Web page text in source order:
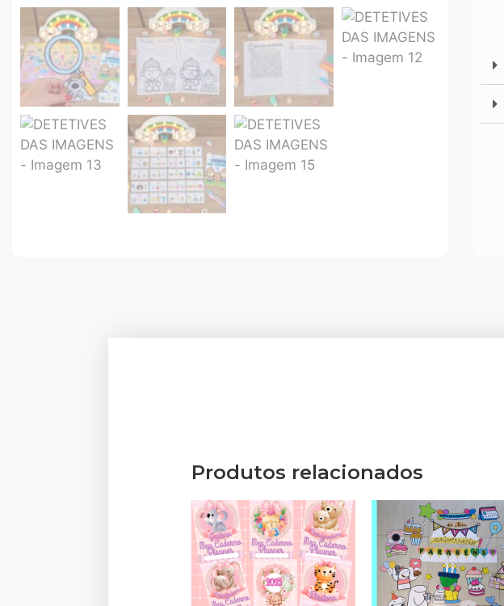
Produtos relacionados